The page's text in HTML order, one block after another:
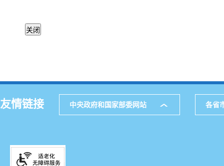
友情链接 中央政府和国家部委网站 各省